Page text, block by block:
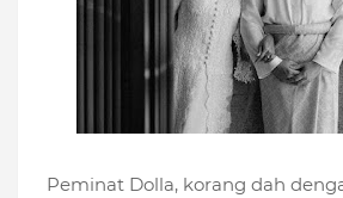
Peminat Dolla, korang dah